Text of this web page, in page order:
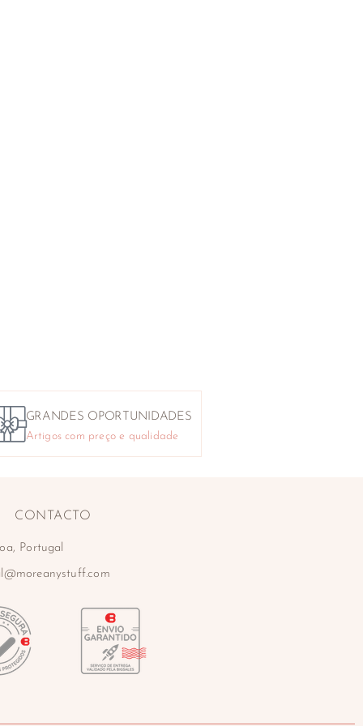
GRANDES OPORTUNIDADES
Artigos com preço e qualidade
CONTACTO
Portugal